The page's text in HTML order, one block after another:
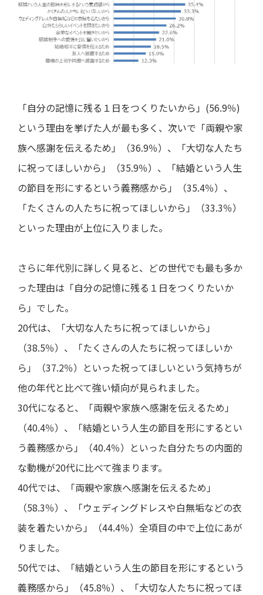
「自分の記憶に残る１日をつくりたいから」(56.9％)
という理由を挙げた人が最も多く、次いで「両親や家
族へ感謝を伝えるため」（36.9％）、「大切な人たち
に祝ってほしいから」（35.9％）、「結婚という人生
の節目を形にするという義務感から」（35.4％）、
「たくさんの人たちに祝ってほしいから」（33.3％）
といった理由が上位に入りました。
さらに年代別に詳しく見ると、どの世代でも最も多か
った理由は「自分の記憶に残る１日をつくりたいか
ら」でした。
20代は、「大切な人たちに祝ってほしいから」
（38.5％）、「たくさんの人たちに祝ってほしいか
ら」（37.2％）といった祝ってほしいという気持ちが
他の年代と比べて強い傾向が見られました。
30代になると、「両親や家族へ感謝を伝えるため」
（40.4％）、「結婚という人生の節目を形にするとい
う義務感から」（40.4％）といった自分たちの内面的
な動機が20代に比べて強まります。
40代では、「両親や家族へ感謝を伝えるため」
（58.3％）、「ウェディングドレスや白無垢などの衣
装を着たいから」（44.4％）全項目の中で上位にあが
りました。
50代では、「結婚という人生の節目を形にするという
義務感から」（45.8％）、「大切な人たちに祝ってほ